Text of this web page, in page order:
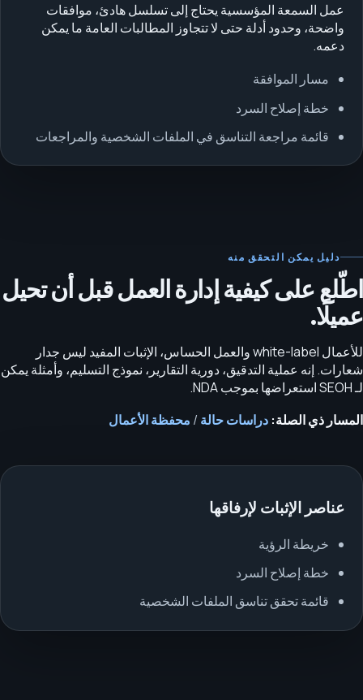
عمل السمعة المؤسسية يحتاج إلى تسلسل هادئ، موافقات
واضحة، وحدود أدلة حتى لا تتجاوز المطالبات العامة ما يمكن
دعمه.
مسار الموافقة
خطة إصلاح السرد
قائمة مراجعة التناسق في الملفات الشخصية والمراجعات
دليل يمكن التحقق منه
اطّلع على كيفية إدارة العمل قبل أن تحيل
عميلًا.
للأعمال white-label والعمل الحساس، الإثبات المفيد ليس جدار
شعارات. إنه عملية التدقيق، دورية التقارير، نموذج التسليم، وأمثلة يمكن
لـ SEOH استعراضها بموجب NDA.
المسار ذي الصلة: دراسات حالة / محفظة الأعمال
عناصر الإثبات لإرفاقها
خريطة الرؤية
خطة إصلاح السرد
قائمة تحقق تناسق الملفات الشخصية